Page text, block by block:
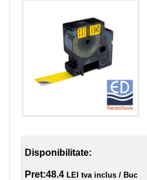
Disponibilitate:
Pret:48.4 LEI tva inclus / Buc